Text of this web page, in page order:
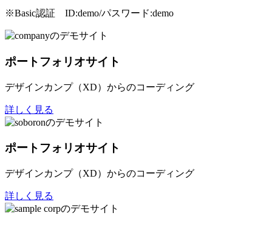
※Basic認証 ID:demo/パスワード:demo
ポートフォリオサイト
デザインカンプ（XD）からのコーディング
詳しく見る
ポートフォリオサイト
デザインカンプ（XD）からのコーディング
詳しく見る